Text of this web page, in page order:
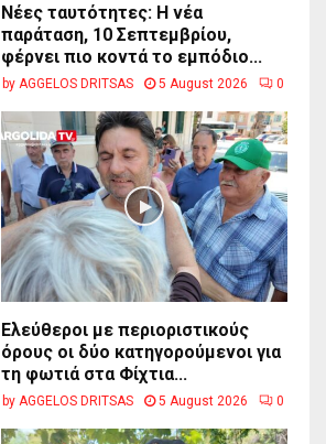
Νέες ταυτότητες: Η νέα
παράταση, 10 Σεπτεμβρίου,
φέρνει πιο κοντά το εμπόδιο...
by AGGELOS DRITSAS 5 August 2026 0
Ελεύθεροι με περιοριστικούς
όρους οι δύο κατηγορούμενοι για
τη φωτιά στα Φίχτια...
by AGGELOS DRITSAS 5 August 2026 0